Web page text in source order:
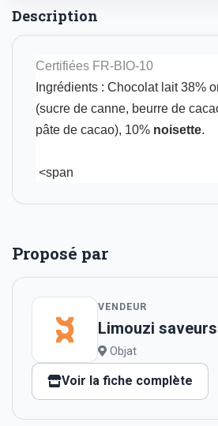
Description
Certifiées FR-BIO-10
Ingrédients : Chocolat lait 38%
(sucre de canne, beurre de
pâte de cacao), 10% noisette.
<span
Proposé par
VENDEUR
Limouzi saveurs
Objat
Voir la fiche complète